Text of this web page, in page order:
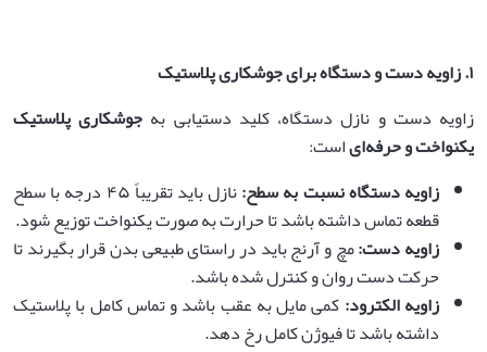
۱.زاویه دست و دستگاه برای جوشکاری پلاستیک
زاویه دست و نازل دستگاه، کلید دستیابی به جوشکاری پلاستیک
یکنواخت و حرفه‌ایاست:
زاویه دستگاه نسبت به سطح:
نازل باید تقریباً ۴۵ درجه با سطح
قطعه تماس داشته باشد تا حرارت به صورت یکنواخت توزیع شود.
زاویه دست:مچ و آرنج باید در راستای طبیعی بدن قرار بگیرند تا
حرکت دست روان و کنترل شده باشد.
زاویه الکترود:کمی مایل به عقب باشد و تماس کامل با پلاستیک
داشته باشد تا فیوژن کامل رخ دهد.